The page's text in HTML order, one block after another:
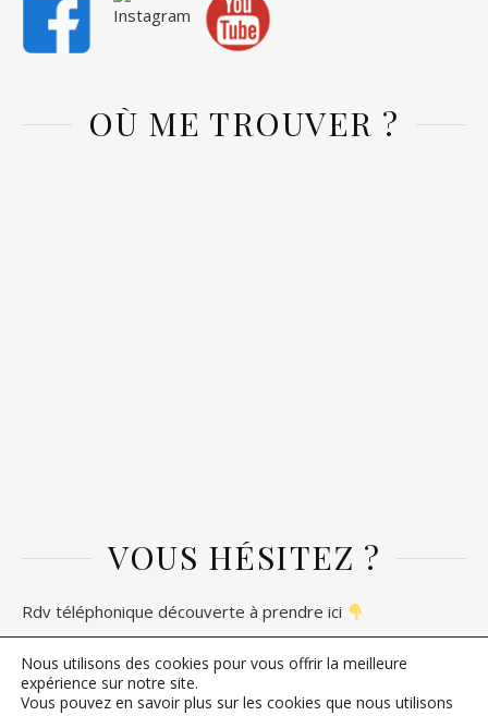
OÙ ME TROUVER ?
VOUS HÉSITEZ ?
Rdv téléphonique découverte à prendre ici
Nous utilisons des cookies pour vous offrir la meilleure
expérience sur notre site.
Vous pouvez en savoir plus sur les cookies que nous utilisons